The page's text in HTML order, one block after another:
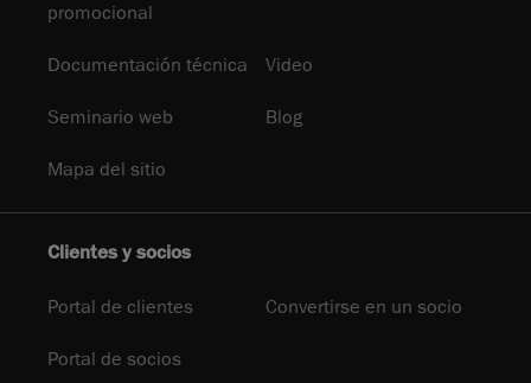
promocional
Documentación técnica Video
Seminario web Blog
Mapa del sitio
Clientes y socios
Portal de clientes Convertirse en un socio
Portal de socios